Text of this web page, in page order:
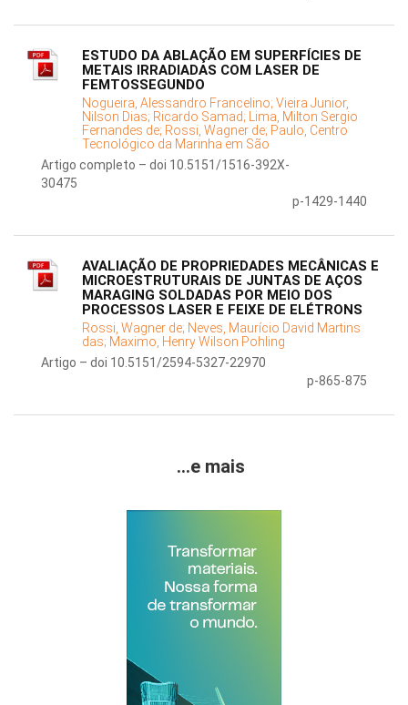
ESTUDO DA ABLAÇÃO EM SUPERFÍCIES DE
METAIS IRRADIADAS COM LASER DE
FEMTOSSEGUNDO
Nogueira, Alessandro Francelino; Vieira Junior,
Nilson Dias; Ricardo Samad; Lima, Milton Sergio
Fernandes de; Rossi, Wagner de; Paulo, Centro
Tecnológico da Marinha em São
Artigo completo – doi 10.5151/1516-392X-
30475
p-1429-1440
AVALIAÇÃO DE PROPRIEDADES MECÂNICAS E
MICROESTRUTURAIS DE JUNTAS DE AÇOS
MARAGING SOLDADAS POR MEIO DOS
PROCESSOS LASER E FEIXE DE ELÉTRONS
Rossi, Wagner de; Neves, Maurício David Martins
das; Maximo, Henry Wilson Pohling
Artigo – doi 10.5151/2594-5327-22970
p-865-875
...e mais